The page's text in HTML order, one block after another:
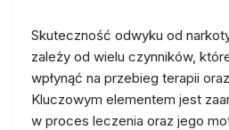
Skuteczność odwyku od
zależy od wielu czynników,
wpłynąć na przebieg terapii
Kluczowym elementem jest
w proces leczenia oraz jego